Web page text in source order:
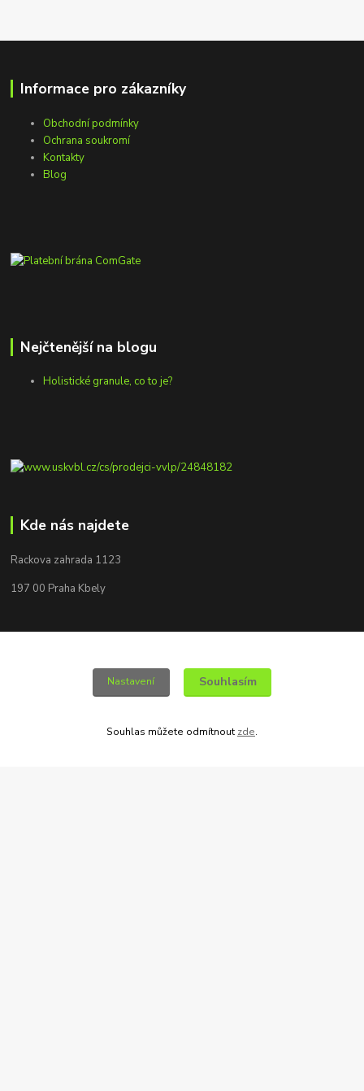
Informace pro zákazníky
Obchodní podmínky
Ochrana soukromí
Kontakty
Blog
Nejčtenější na blogu
Holistické granule, co to je?
Kde nás najdete
Rackova zahrada 1123
197 00 Praha Kbely
Nastavení Souhlasím
Souhlas můžete odmítnout zde.